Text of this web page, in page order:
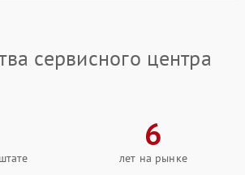
сервисного центра
6
лет на рынке